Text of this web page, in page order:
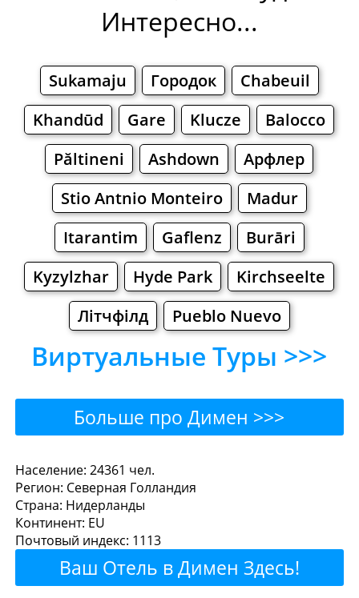
Интересно...
Sukamaju Городок
Chabeuil
Khandūd
Gare Klucze
Balocco
Păltineni
Ashdown
Арфлер
Stio Antnio Monteiro
Madur
Itarantim
Gaflenz
Burāri
Kyzylzhar
Hyde Park
Kirchseelte
Літчфілд
Pueblo Nuevo
Виртуальные Туры >>>
Больше про Димен >>>
Димен - Где поесть или
перекусить?
Рестораны Кафе
Булочные
Супермаркеты
Население: 24361 чел.
Регион: Северная Голландия
Страна: Нидерланды
Континент: EU
Почтовый индекс: 1113
Ваш Отель в Димен Здесь!